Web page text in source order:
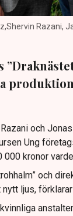
Razani,
och
Ung
kronor
och
ljus,